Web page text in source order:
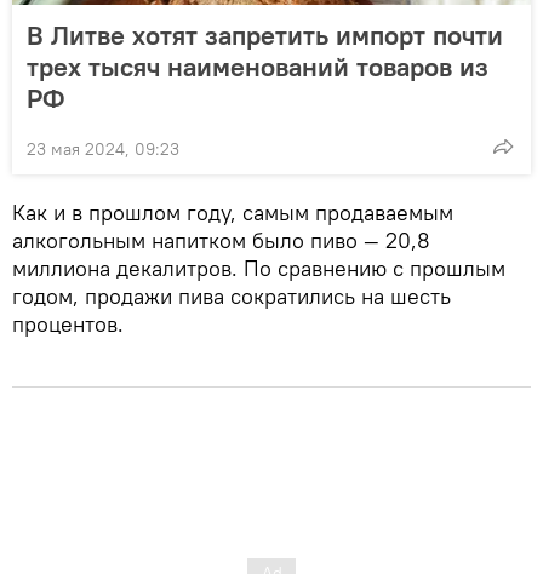
В Литве хотят запретить импорт почти
трех тысяч наименований товаров из
РФ
23 мая 2024, 09:23
Как и в прошлом году, самым продаваемым
алкогольным напитком было пиво — 20,8
миллиона декалитров. По сравнению с прошлым
годом, продажи пива сократились на шесть
процентов.